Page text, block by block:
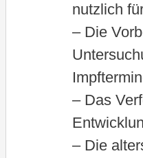
nutzlich
– Die
– Das
– Die